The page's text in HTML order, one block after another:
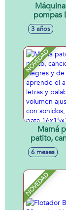
pompas
incluye
3 años
NOVEDAD
Mamá
patito,
alegres y
palabras,
sonidos,
pata
6 meses
NOVEDAD